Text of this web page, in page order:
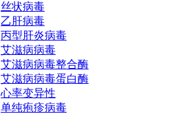
丝状病毒
乙肝病毒
丙型肝炎病毒
艾滋病病毒
艾滋病病毒整合酶
艾滋病病毒蛋白酶
心率变异性
单纯疱疹病毒